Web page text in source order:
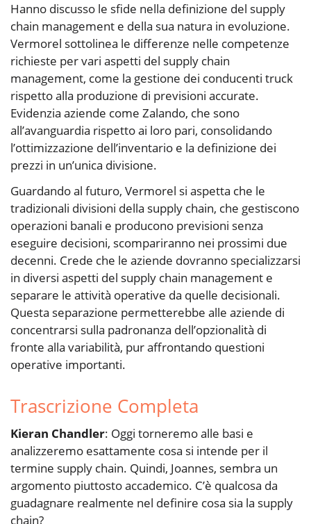
Hanno discusso le sfide nella definizione del supply
chain management e della sua natura in evoluzione.
Vermorel sottolinea le differenze nelle competenze
richieste per vari aspetti del supply chain
management, come la gestione dei conducenti truck
rispetto alla produzione di previsioni accurate.
Evidenzia aziende come Zalando, che sono
all’avanguardia rispetto ai loro pari, consolidando
l’ottimizzazione dell’inventario e la definizione dei
prezzi in un’unica divisione.
Guardando al futuro, Vermorel si aspetta che le
tradizionali divisioni della supply chain, che gestiscono
operazioni banali e producono previsioni senza
eseguire decisioni, scompariranno nei prossimi due
decenni. Crede che le aziende dovranno specializzarsi
in diversi aspetti del supply chain management e
separare le attività operative da quelle decisionali.
Questa separazione permetterebbe alle aziende di
concentrarsi sulla padronanza dell’opzionalità di
fronte alla variabilità, pur affrontando questioni
operative importanti.
Trascrizione Completa
Kieran Chandler: Oggi torneremo alle basi e
analizzeremo esattamente cosa si intende per il
termine supply chain. Quindi, Joannes, sembra un
argomento piuttosto accademico. C’è qualcosa da
guadagnare realmente nel definire cosa sia la supply
chain?